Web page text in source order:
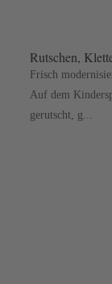
Rutschen,
Frisch
Auf dem
gerutscht, g...